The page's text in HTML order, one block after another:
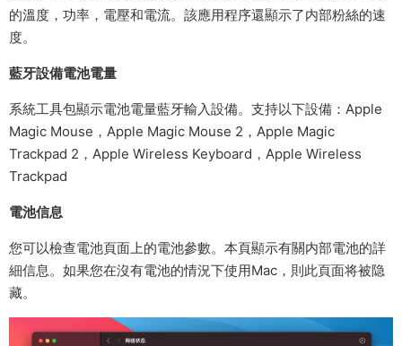
的溫度，功率，電壓和電流。該應用程序還顯示了内部粉絲的速
度。
藍牙設備電池電量
系統工具包顯示電池電量藍牙輸入設備。支持以下設備：Apple
Magic Mouse，Apple Magic Mouse 2，Apple Magic
Trackpad 2，Apple Wireless Keyboard，Apple Wireless
Trackpad
電池信息
您可以檢查電池頁面上的電池參數。本頁顯示有關内部電池的詳
細信息。如果您在沒有電池的情況下使用Mac，則此頁面将被隐
藏。